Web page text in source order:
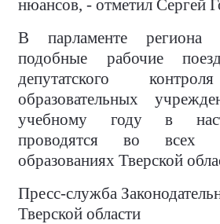
нюансов, - отметил Сергей
В парламенте региона
подобные рабочие
депутатского
образовательных
учебному году в
проводятся во всех
образованиях Тверской
Пресс-служба
Тверской области